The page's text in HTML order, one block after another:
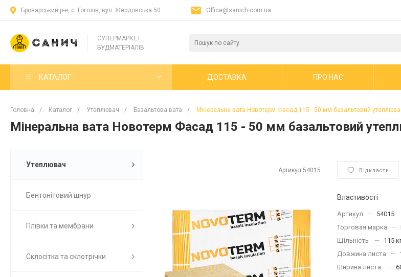
Броварський р-н, с. Гоголів, вул. Жердовська 50 Office@sanich.com.ua
СУПЕРМАРКЕТ
БУДМАТЕРІАЛІВ
КАТАЛОГ ДОСТАВКА ПРО НАС
Головна / Каталог / Утеплювач / Базальтова вата / Мінеральна вата Новотерм Фасад 115 - 50 мм базальтовий
Мінеральна вата Новотерм Фасад 115 - 50 мм базальтовий
Утеплювач
Бентонітовий шнур
Плівки та мембрани
Склосітка та склотрічки
Артикул 54015 Відкласти
Властивості
Артикул —
54015
Торговая марка
—
Щільність
—
115
Довжина листа
—
Ширина листа
—